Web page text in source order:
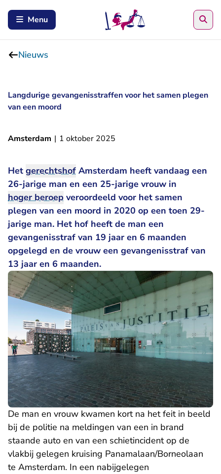
Menu
Nieuws
Langdurige gevangenisstraffen voor het samen plegen
van een moord
Amsterdam | 1 oktober 2025
Het gerechtshof Amsterdam heeft vandaag een
26-jarige man en een 25-jarige vrouw in
hoger beroep veroordeeld voor het samen
plegen van een moord in 2020 op een toen 29-
jarige man. Het hof heeft de man een
gevangenisstraf van 19 jaar en 6 maanden
opgelegd en de vrouw een gevangenisstraf van
13 jaar en 6 maanden.
De man en vrouw kwamen kort na het feit in beeld
bij de politie na meldingen van een in brand
staande auto en van een schietincident op de
vlakbij gelegen kruising Panamalaan/Borneolaan
te Amsterdam. In een nabijgelegen